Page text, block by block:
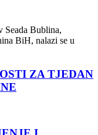
Bublina,
BiH, nalazi se u
ZA TJEDAN